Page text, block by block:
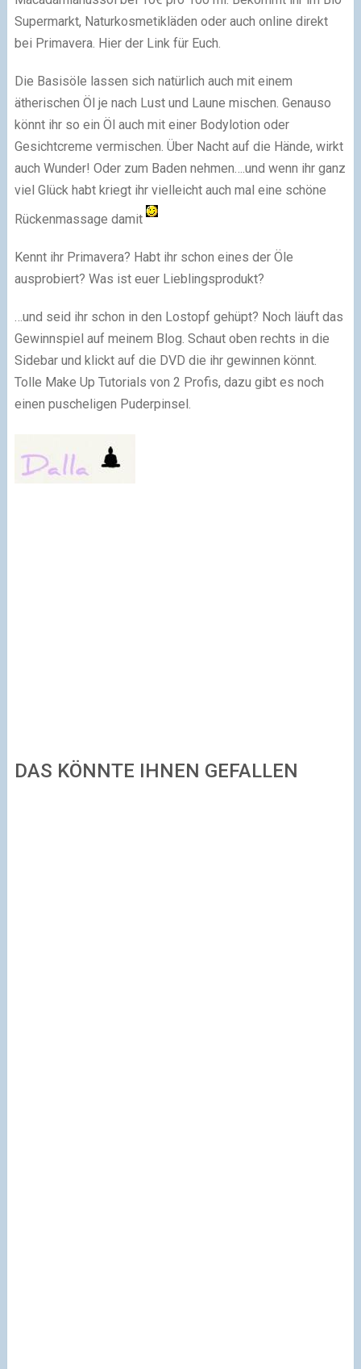
Supermarkt, Naturkosmetikläden oder auch online direkt
bei Primavera. Hier der Link für Euch.
Die Basisöle lassen sich natürlich auch mit einem
ätherischen Öl je nach Lust und Laune mischen. Genauso
könnt ihr so ein Öl auch mit einer Bodylotion oder
Gesichtcreme vermischen. Über Nacht auf die Hände, wirkt
auch Wunder! Oder zum Baden nehmen….und wenn ihr ganz
viel Glück habt kriegt ihr vielleicht auch mal eine schöne
Rückenmassage damit
Kennt ihr Primavera? Habt ihr schon eines der Öle
ausprobiert? Was ist euer Lieblingsprodukt?
…und seid ihr schon in den Lostopf gehüpt? Noch läuft das
Gewinnspiel auf meinem Blog. Schaut oben rechts in die
Sidebar und klickt auf die DVD die ihr gewinnen könnt.
Tolle Make Up Tutorials von 2 Profis, dazu gibt es noch
einen puscheligen Puderpinsel.
DAS KÖNNTE IHNEN GEFALLEN